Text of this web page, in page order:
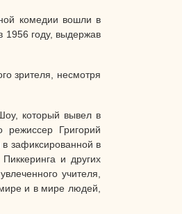
комедии вошли в
1956 году, выдержав
зрителя, несмотря
который вывел в
Григорий
в зафиксированной в
и других
учителя,
и в мире людей,